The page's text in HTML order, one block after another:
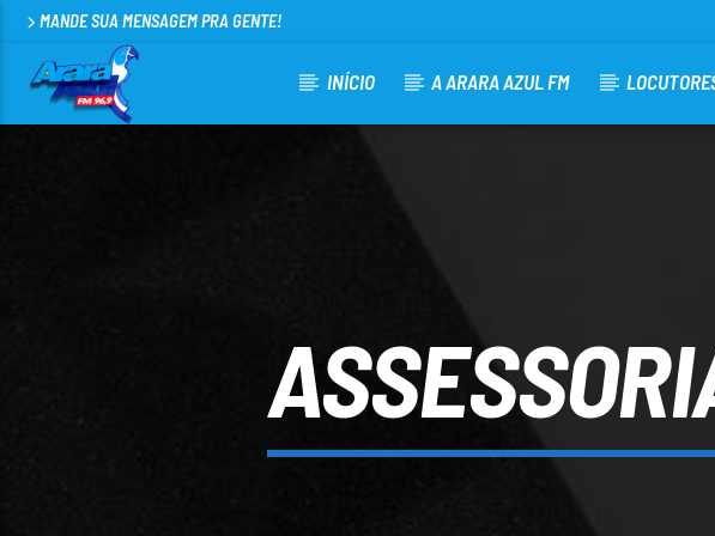
MANDE SUA MENSAGEM PRA GENTE!
INÍCIO A ARARA AZUL FM